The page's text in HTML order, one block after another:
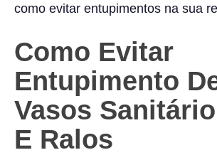
como evitar entupimentos na sua
Como Evitar
Entupimento
Vasos
E Ralos